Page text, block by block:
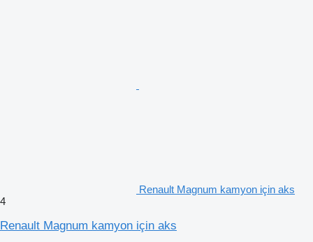
Renault Magnum kamyon için aks
4
Renault Magnum kamyon için aks